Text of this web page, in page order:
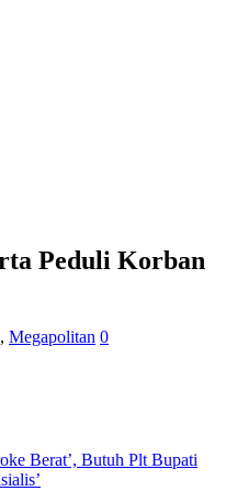
Peduli Korban
, Megapolitan 0
Berat’, Butuh Plt Bupati